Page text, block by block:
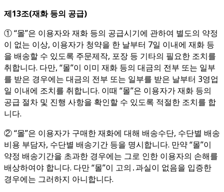
제13조(재화 등의 공급)
① “몰”은 이용자와 재화 등의 공급시기에 관하여 별도의 약정
이 없는 이상, 이용자가 청약을 한 날부터 7일 이내에 재화 등
을 배송할 수 있도록 주문제작, 포장 등 기타의 필요한 조치를
취합니다. 다만, “몰”이 이미 재화 등의 대금의 전부 또는 일부
를 받은 경우에는 대금의 전부 또는 일부를 받은 날부터 3영업
일 이내에 조치를 취합니다. 이때 “몰”은 이용자가 재화 등의
공급 절차 및 진행 사항을 확인할 수 있도록 적절한 조치를 합
니다.
② “몰”은 이용자가 구매한 재화에 대해 배송수단, 수단별 배송
비용 부담자, 수단별 배송기간 등을 명시합니다. 만약 “몰”이
약정 배송기간을 초과한 경우에는 그로 인한 이용자의 손해를
배상하여야 합니다. 다만 “몰”이 고의․과실이 없음을 입증한
경우에는 그러하지 아니합니다.